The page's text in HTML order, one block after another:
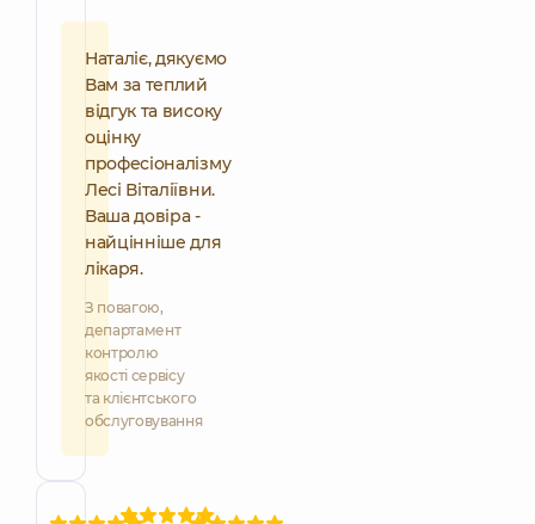
Наталіє, дякуємо
Вам за теплий
відгук та високу
оцінку
професіоналізму
Лесі Віталіївни.
Ваша довіра -
найцінніше для
лікаря.
З повагою,
департамент
контролю
якості сервісу
та клієнтського
обслуговування